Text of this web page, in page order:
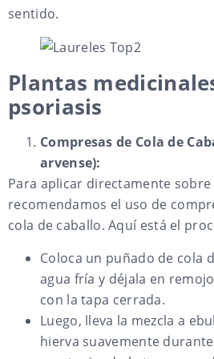
sentido.
Plantas
psoriasis
Compresas de Cola de
arvense):
Para aplicar directamente sobre
recomendamos el uso de
cola de caballo. Aquí está el
Coloca un puñado de cola
agua fría y déjala en
con la tapa cerrada.
Luego, lleva la mezcla a
hierva suavemente